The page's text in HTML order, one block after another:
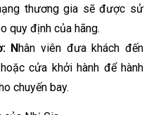
thương gia sẽ được sử
quy định của hãng.
Nhân viên đưa khách đến
cửa khởi hành để hành
chuyến bay.